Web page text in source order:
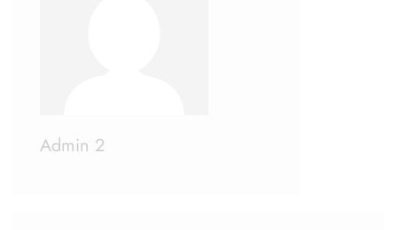
Admin 2